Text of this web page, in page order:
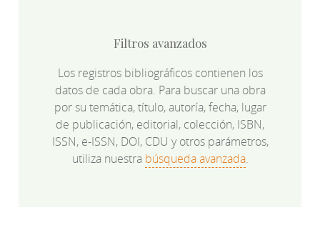
Filtros avanzados
Los registros bibliográficos contienen los
datos de cada obra. Para buscar una obra
por su temática, título, autoría, fecha, lugar
de publicación, editorial, colección, ISBN,
ISSN, e-ISSN, DOI, CDU y otros parámetros,
utiliza nuestra búsqueda avanzada.